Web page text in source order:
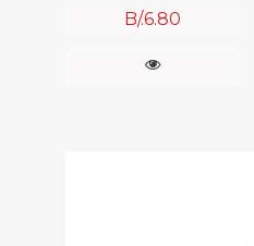
B/.6.80